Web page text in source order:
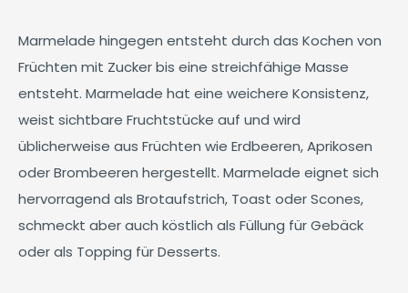
Marmelade hingegen entsteht durch das Kochen von
Früchten mit Zucker bis eine streichfähige Masse
entsteht. Marmelade hat eine weichere Konsistenz,
weist sichtbare Fruchtstücke auf und wird
üblicherweise aus Früchten wie Erdbeeren, Aprikosen
oder Brombeeren hergestellt. Marmelade eignet sich
hervorragend als Brotaufstrich, Toast oder Scones,
schmeckt aber auch köstlich als Füllung für Gebäck
oder als Topping für Desserts.